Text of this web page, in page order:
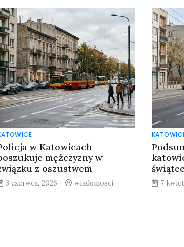
w Katowicach
mężczyzny w
z oszustwem
3 czerwca, 2026 wiadomosci 7